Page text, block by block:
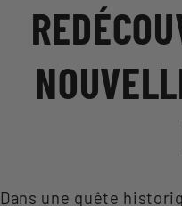
Dans une quête